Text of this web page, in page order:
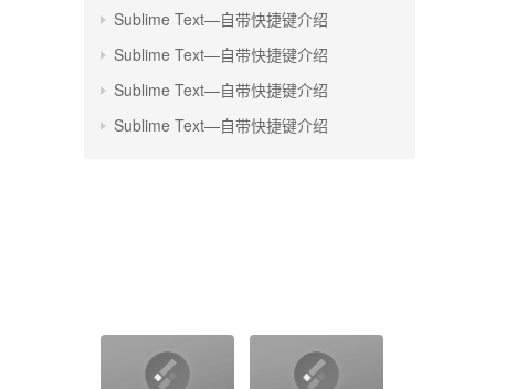
Sublime Text—自带快捷键介绍
Sublime Text—自带快捷键介绍
Sublime Text—自带快捷键介绍
Sublime Text—自带快捷键介绍